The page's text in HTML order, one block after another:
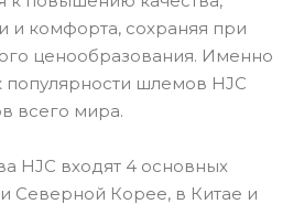
и комфорта, сохраняя при
ценообразования. Именно
популярности шлемов HJC
всего мира.
HJC входят 4 основных
Северной Корее, в Китае и